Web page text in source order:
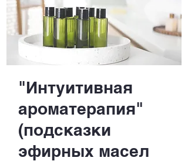
"Интуитивная
ароматерапия"
(подсказки
эфирных масел